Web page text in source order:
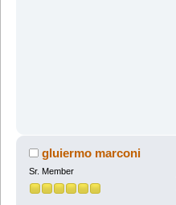
gluiermo marconi
Sr. Member